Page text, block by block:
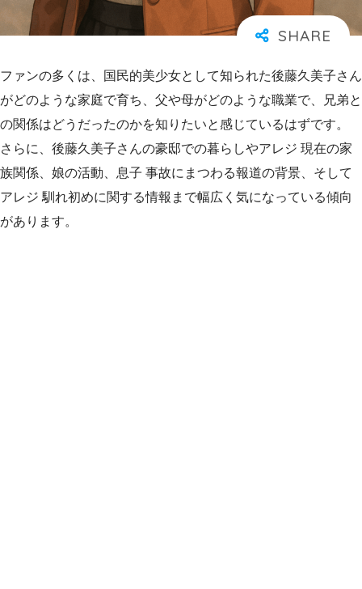
ファンの多くは、国民的美少女として知られた後藤久美子さん
がどのような家庭で育ち、父や母がどのような職業で、兄弟と
の関係はどうだったのかを知りたいと感じているはずです。
さらに、後藤久美子さんの豪邸での暮らしやアレジ 現在の家
族関係、娘の活動、息子 事故にまつわる報道の背景、そして
アレジ 馴れ初めに関する情報まで幅広く気になっている傾向
があります。